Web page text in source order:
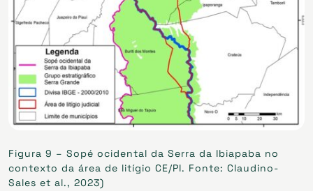
Figura 9 – Sopé ocidental da Serra da Ibiapaba no
contexto da área de litígio CE/PI. Fonte: Claudino-
Sales et al., 2023)